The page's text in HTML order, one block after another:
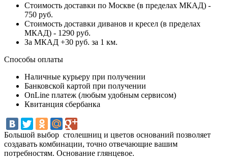
Стоимость доставки по Москве (в пределах МКАД) -
750 руб.
Стоимость доставки диванов и кресел (в пределах
МКАД) - 1290 руб.
За МКАД +30 руб. за 1 км.
Способы оплаты
Наличные курьеру при получении
Банковской картой при получении
OnLine платеж (любым удобным сервисом)
Квитанция сбербанка
Большой выбор столешниц и цветов оснований позволяет
создавать комбинации, точно отвечающие вашим
потребностям. Основание глянцевое.